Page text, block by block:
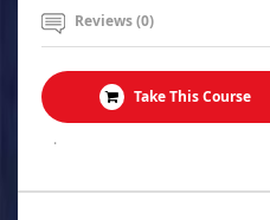
Reviews (0)
Take This Course
.